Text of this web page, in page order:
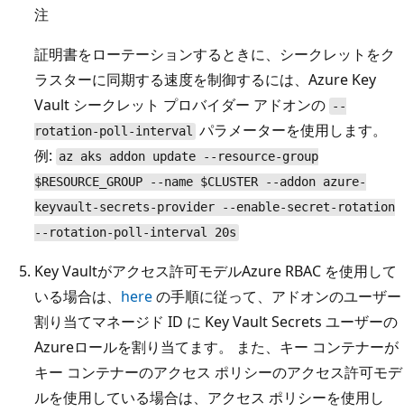
注
証明書をローテーションするときに、シークレットをク
ラスターに同期する速度を制御するには、Azure Key
Vault シークレット プロバイダー アドオンの --
rotation-poll-interval パラメーターを使用します。
例: az aks addon update --resource-group
$RESOURCE_GROUP --name $CLUSTER --addon azure-
keyvault-secrets-provider --enable-secret-rotation
--rotation-poll-interval 20s
Key Vaultがアクセス許可モデルAzure RBAC を使用して
いる場合は、 hereの手順に従って、アドオンのユーザー
割り当てマネージド ID に Key Vault Secrets ユーザーの
Azureロールを割り当てます。 また、キー コンテナーが
キー コンテナーのアクセス ポリシーのアクセス許可モデ
ルを使用している場合は、アクセス ポリシーを使用し